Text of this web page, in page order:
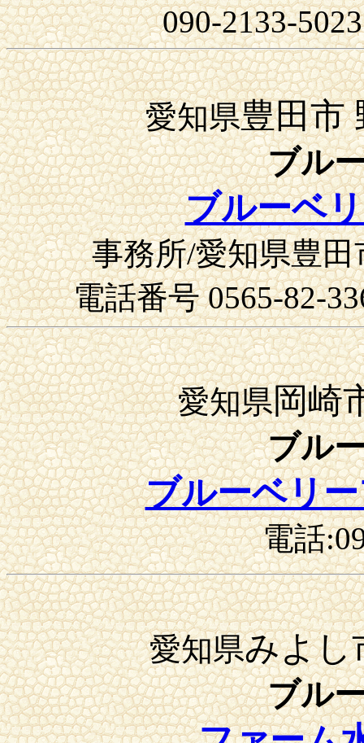
090-2133-5023
愛知県豊田市
ブル
ブルーベ
事務所/愛知県豊
電話番号 0565-82-
愛知県岡崎
ブル
ブルーベリ
電話
愛知県みよし
ブル